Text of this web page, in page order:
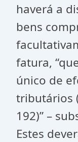
haverá a
bens
fatura,
único de
tributários
192)” –
Estes